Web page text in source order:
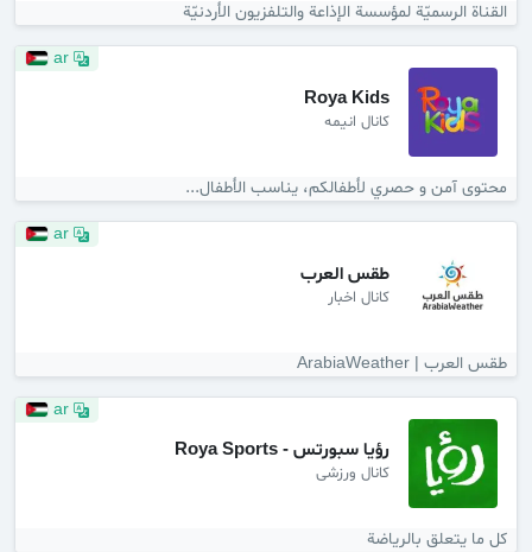
القناة الرسميّة لمؤسسة الإذاعة والتلفزيون الأردنيّة
Roya Kids
کانال انیمه
محتوى آمن و حصري لأطفالكم، يناسب الأطفال...
طقس العرب
کانال اخبار
طقس العرب | ArabiaWeather
رؤيا سبورتس - Roya Sports
کانال ورزشی
كل ما يتعلق بالرياضة